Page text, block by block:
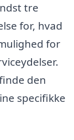
tre
for, hvad
for
den
specifikke